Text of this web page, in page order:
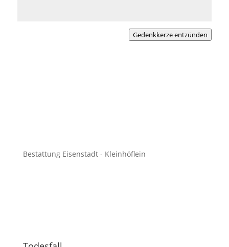
Gedenkkerze entzünden
Bestattung Eisenstadt - Kleinhöflein